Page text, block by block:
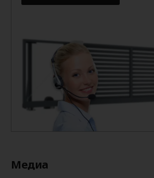
Медиа